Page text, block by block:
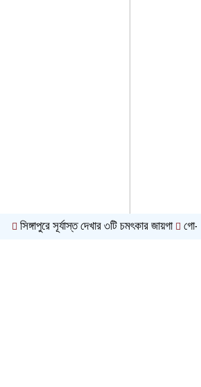
সূর্যাস্ত দেখার ৩টি চমৎকার জায়গা গো-খাদ্য ও